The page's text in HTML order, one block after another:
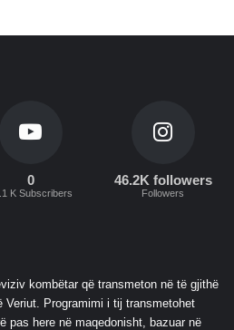
0
K Subscribers
46.2K followers
Followers
kombëtar që transmeton në të gjithë
Veriut. Programimi i tij transmetohet
pas here në maqedonisht, bazuar në